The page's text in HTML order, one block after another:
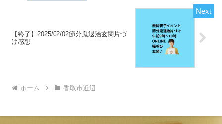
【終了】2025/02/02節分鬼退治玄関片づ
け感想
ホーム 香取市近辺